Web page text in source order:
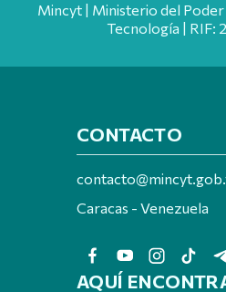
Mincyt | Ministerio del
Tecnología | RIF:
CONTACTO
Caracas - Venezuela
AQUÍ